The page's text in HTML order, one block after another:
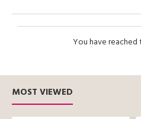
You have
MOST VIEWED